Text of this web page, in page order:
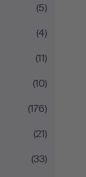
(5)
(4)
(11)
(10)
(176)
(21)
(33)